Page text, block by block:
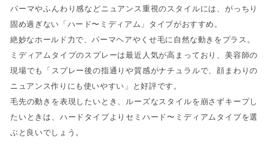
パーマやふんわり感などニュアンス重視のスタイルには、がっちり
固め過ぎない「ハード〜ミディアム」タイプがおすすめ。
絶妙なホールド力で、パーマヘアやくせ毛に自然な動きをプラス。
ミディアムタイプのスプレーは最近人気が高まっており、美容師の
現場でも「スプレー後の指通りや質感がナチュラルで、顔まわりの
ニュアンス作りにも使いやすい」と好評です。
毛先の動きを表現したいとき、ルーズなスタイルを崩さずキープし
たいときは、ハードタイプよりセミハード〜ミディアムタイプを選
ぶと良いでしょう。